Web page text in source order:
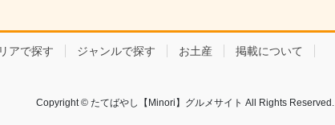
アで探す ジャンルで探す お土産 掲載について
Copyright © たてばやし【Minori】グルメサイト All Rights Reserved.